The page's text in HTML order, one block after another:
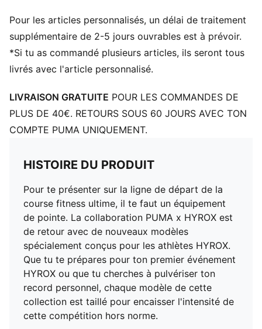
Sans manches
Longueur : Raccourci
Poches : poche intérieure pour téléphone à l'avant
Pour les articles personnalisés, un délai de traitement
supplémentaire de 2-5 jours ouvrables est à prévoir.
*Si tu as commandé plusieurs articles, ils seront tous
livrés avec l'article personnalisé.
LIVRAISON GRATUITE POUR LES COMMANDES DE
PLUS DE 40€. RETOURS SOUS 60 JOURS AVEC TON
COMPTE PUMA UNIQUEMENT.
HISTOIRE DU PRODUIT
Pour te présenter sur la ligne de départ de la
course fitness ultime, il te faut un équipement
de pointe. La collaboration PUMA x HYROX est
de retour avec de nouveaux modèles
spécialement conçus pour les athlètes HYROX.
Que tu te prépares pour ton premier événement
HYROX ou que tu cherches à pulvériser ton
record personnel, chaque modèle de cette
collection est taillé pour encaisser l'intensité de
cette compétition hors norme.